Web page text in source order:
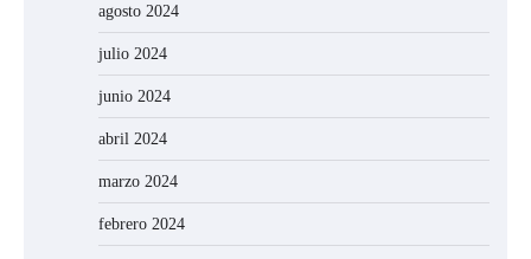
agosto 2024
julio 2024
junio 2024
abril 2024
marzo 2024
febrero 2024